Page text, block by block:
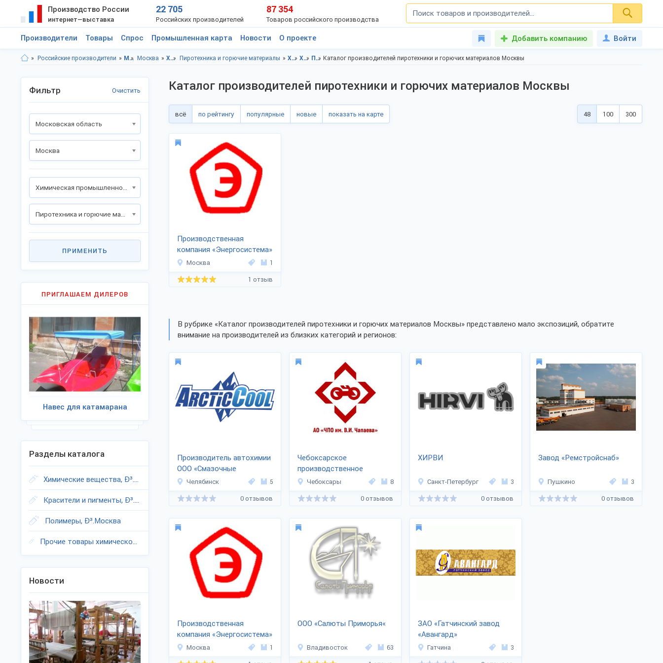
Производство России
интернет—выставка
22 705
Российских производителей
87 354
Товаров российского производства
Производители Товары Спрос Промышленная карта Новости О проекте Добавить компанию Войти
Российские производители Московская область Москва Химическая промышленность Пиротехника и горючие материалы Химическая промышленность, Московская область Химическая промышленность, Москва Пиротехника и горючие материалы, Московская область Каталог производителей пиротехники и горючих материалов Москвы
Каталог производителей пиротехники и горючих материалов Москвы
всё по рейтингу популярные новые показать на карте 48 100 300
Производственная
компания «Энергосистема»
Москва 1
1 отзыв
В рубрике «Каталог производителей пиротехники и горючих материалов Москвы» представлено мало экспозиций, обратите
внимание на производителей из близких категорий и регионов:
Производитель автохимии
ООО «Смазочные
материалы»
Челябинск 5
0 отзывов
Чебоксарское
производственное
объединение им. В.И.
Чапаева
Чебоксары 8
0 отзывов
ХИРВИ
Санкт-Петербург 3
0 отзывов
Завод «Ремстройснаб»
Пушкино 3
0 отзывов
Производственная
компания «Энергосистема»
Москва 1
ООО «Салюты Приморья«
Владивосток 63
ЗАО «Гатчинский завод
«Авангард»
Гатчина 3
Фильтр Очистить
Московская область
Москва
ПРИМЕНИТЬ
ПРИГЛАШАЕМ ДИЛЕРОВ
Навес для катамарана
Разделы каталога
Химические вещества, Ð³.Москва
Красители и пигменты, Ð³.Москва
Полимеры, Ð³.Москва
Прочие товары химической промышленности, Ð³.Москва
Новости